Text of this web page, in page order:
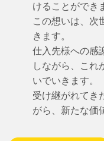
けることができ
この想いは、次
きます。
仕入先様への感
しながら、これ
いでいきます。
受け継がれてき
がら、新たな価